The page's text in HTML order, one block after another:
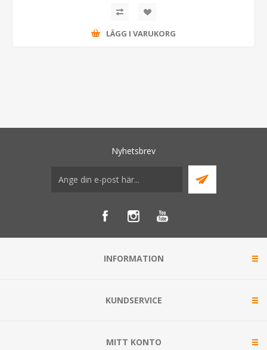
LÄGG I VARUKORG
Nyhetsbrev
INFORMATION
KUNDSERVICE
MITT KONTO